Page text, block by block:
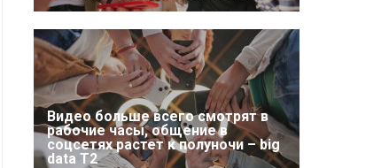
Видео больше всего смотрят в
рабочие часы, общение в
соцсетях растет к полуночи – big
data T2